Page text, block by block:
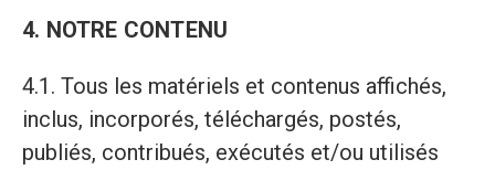
4. NOTRE CONTENU
4.1. Tous les matériels et contenus affichés,
inclus, incorporés, téléchargés, postés,
publiés, contribués, exécutés et/ou utilisés